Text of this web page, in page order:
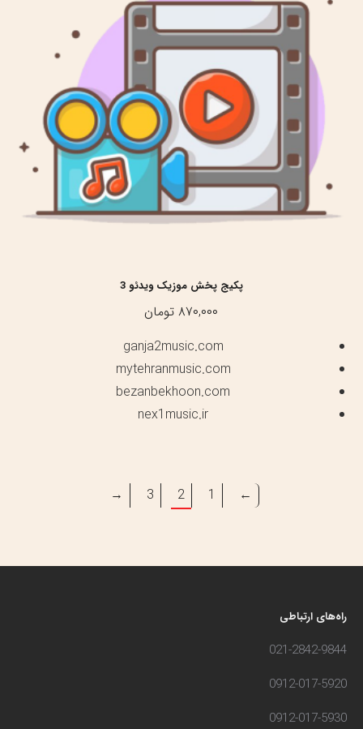
پکیج پخش موزیک ویدئو 3
۸۷۰,۰۰۰ تومان
ganja2music.com
mytehranmusic.com
bezanbekhoon.com
nex1music.ir
←
1
2
3
→
راه‌های ارتباطی
021-2842-9844
0912-017-5920
0912-017-5930